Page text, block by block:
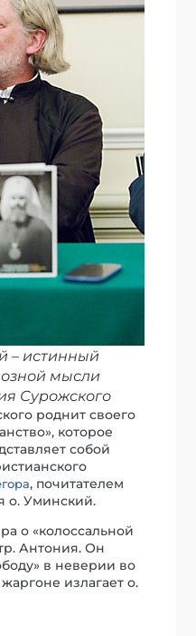
– истинный
мысли
Сурожского
роднит своего
которое
собой
, почитателем
о. Уминский.
о «колоссальной
Антония. Он
в неверии во
излагает о.